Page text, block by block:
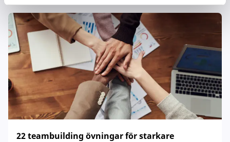
22 teambuilding övningar för starkare